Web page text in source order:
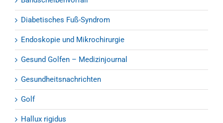
Diabetisches Fuß-Syndrom
Endoskopie und Mikrochirurgie
Gesund Golfen – Medizinjournal
Gesundheitsnachrichten
Golf
Hallux rigidus